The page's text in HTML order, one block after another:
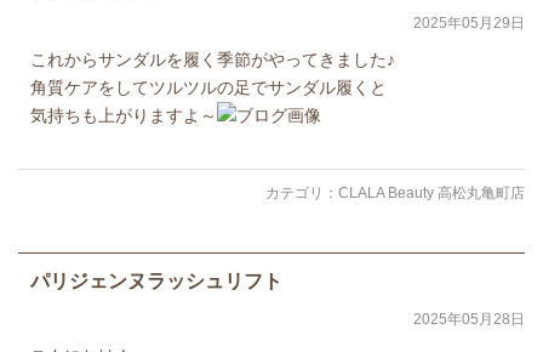
2025年05月29日
これからサンダルを履く季節がやってきました♪
角質ケアをしてツルツルの足でサンダル履くと
気持ちも上がりますよ～
カテゴリ： CLALA Beauty 高松丸亀町店
パリジェンヌラッシュリフト
2025年05月28日